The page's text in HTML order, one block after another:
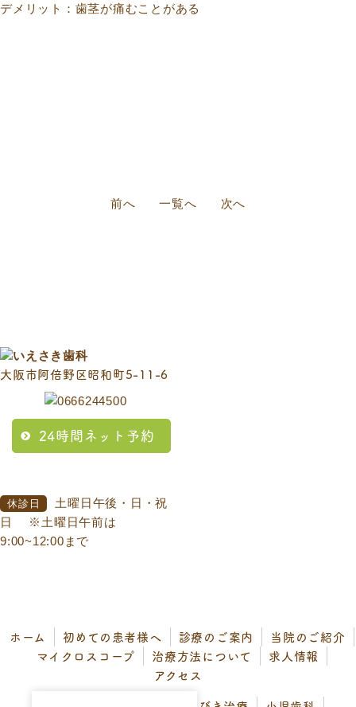
デメリット：歯茎が痛むことがある
前へ 一覧へ 次へ
大阪市阿倍野区昭和町5-11-6
24時間ネット予約
休診日
土曜日午後・日・祝
日
※土曜日午前は
9:00~12:00まで
ホーム 初めての患者様へ 診療のご案内
当院のご紹介
マイクロスコープ
治療方法について
求人情報
アクセス